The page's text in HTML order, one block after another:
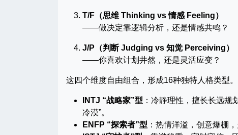
T/F（思维 Thinking vs 情感 Feeling）
——做决定靠逻辑分析，还是情感共鸣？
J/P（判断 Judging vs 知觉 Perceiving）
——你喜欢计划井然，还是灵活应变？
这四个维度自由组合，形成16种独特人格类型。
INTJ “战略家”型 ：冷静理性，擅长长远规
冷漠”。
ENFP “探索者”型 ：热情洋溢，创意爆棚